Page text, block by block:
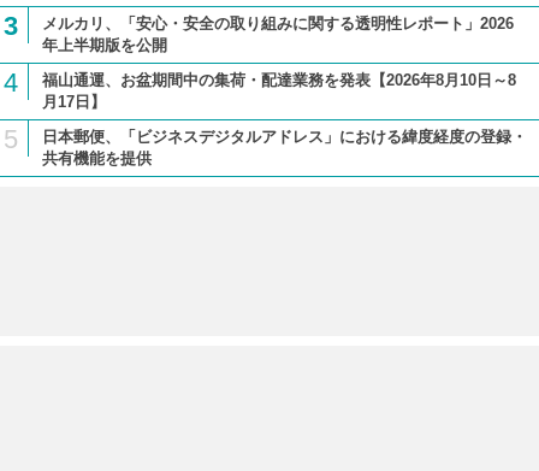
3
メルカリ、「安心・安全の取り組みに関する透明性レポート」2026
年上半期版を公開
4
福山通運、お盆期間中の集荷・配達業務を発表【2026年8月10日～8
月17日】
5
日本郵便、「ビジネスデジタルアドレス」における緯度経度の登録・
共有機能を提供